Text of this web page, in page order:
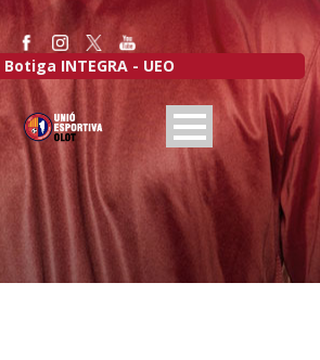
Botiga INTEGRA - UEO